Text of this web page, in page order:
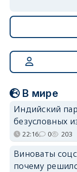
В мире
Индийский
безусловных
22:16 0 203
Виноваты
почему